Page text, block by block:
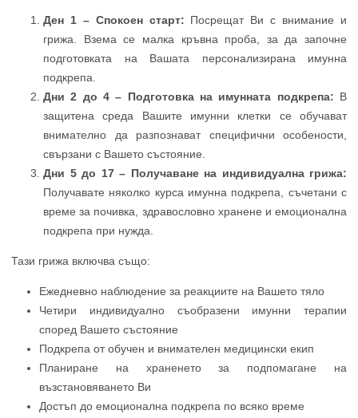
Ден 1 – Спокоен старт: Посрещат Ви с внимание и
грижа. Взема се малка кръвна проба, за да започне
подготовката на Вашата персонализирана имунна
подкрепа.
Дни 2 до 4 – Подготовка на имунната подкрепа: В
защитена среда Вашите имунни клетки се обучават
внимателно да разпознават специфични особености,
свързани с Вашето състояние.
Дни 5 до 17 – Получаване на индивидуална грижа:
Получавате няколко курса имунна подкрепа, съчетани с
време за почивка, здравословно хранене и емоционална
подкрепа при нужда.
Тази грижа включва също:
Ежедневно наблюдение за реакциите на Вашето тяло
Четири индивидуално съобразени имунни терапии
според Вашето състояние
Подкрепа от обучен и внимателен медицински екип
Планиране на храненето за подпомагане на
възстановяването Ви
Достъп до емоционална подкрепа по всяко време